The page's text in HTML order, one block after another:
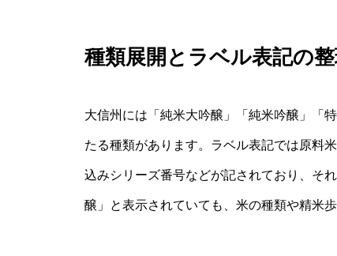
種類展開とラベル表記の
大信州には「純米大吟醸」「純米吟醸」「
たる種類があります。ラベル表記では原料
込みシリーズ番号などが記されており、そ
醸」と表示されていても、米の種類や精米